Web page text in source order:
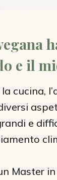
e il
cucina,
e
Master